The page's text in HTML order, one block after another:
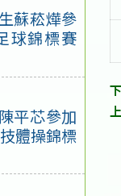
蘇菘燁參
球錦標賽
平芯參加
體操錦標